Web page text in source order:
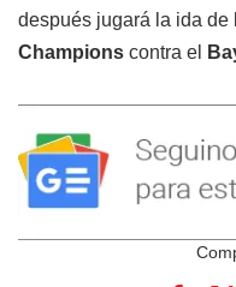
después jugará la ida de
Champions contra el